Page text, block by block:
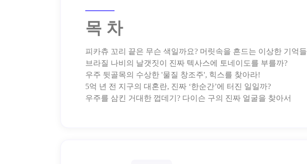
목 차
피카츄 꼬리 끝은 무슨 색일까요? 머릿속을 흔드는 이상한 기억들
브라질 나비의 날갯짓이 진짜 텍사스에 토네이도를 부를까?
우주 뒷골목의 수상한 '물질 창조주', 힉스를 찾아라!
5억 년 전 지구의 대혼란, 진짜 ‘한순간’에 터진 일일까?